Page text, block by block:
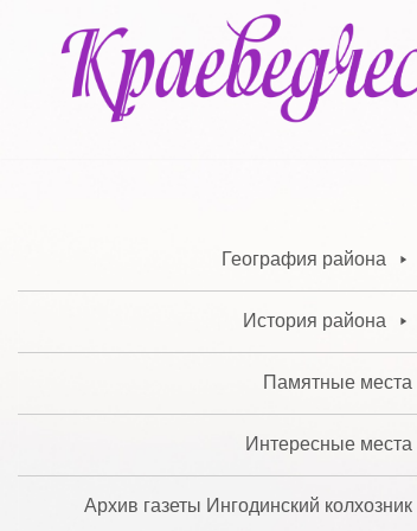
Перейти
содержимому
География района
История района
Памятные места
Интересные места
Архив газеты Ингодинский колхозник